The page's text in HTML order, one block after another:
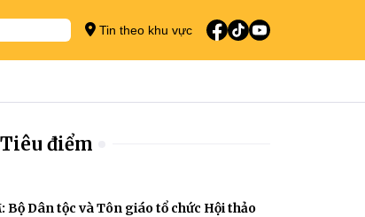
Tin theo khu vực
Tiêu điểm
Bộ Dân tộc và Tôn giáo tổ chức Hội thảo